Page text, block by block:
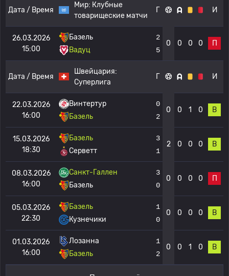
Дата / Время
Мир: Клубные
товарищеские матчи
Г И
26.03.2026
15:00
Базель
Вадуц
2
5
0 0 0 0 П
Дата / Время
Швейцария:
Суперлига
Г И
22.03.2026
16:00
Винтертур
Базель
0
2
0 0 1 0 В
15.03.2026
18:30
Базель
Серветт
3
1
2 0 0 0 В
08.03.2026
16:00
Санкт-Галлен
Базель
3
0
0 0 0 0 П
05.03.2026
22:30
Базель
Кузнечики
1
0
0 0 0 0 В
01.03.2026
16:00
Лозанна
Базель
1
2
0 0 1 0 В